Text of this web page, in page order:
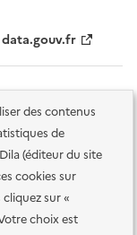
des contenus
de
(éditeur du site
cookies sur
sur «
choix est
data.gouv.fr
Accessibilité des